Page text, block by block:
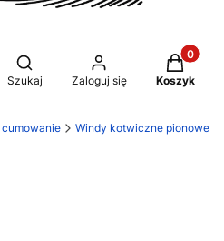
Otwórz wyszukiwarkę
Szukaj Zaloguj się Koszyk
Windy kotwiczne pionowe